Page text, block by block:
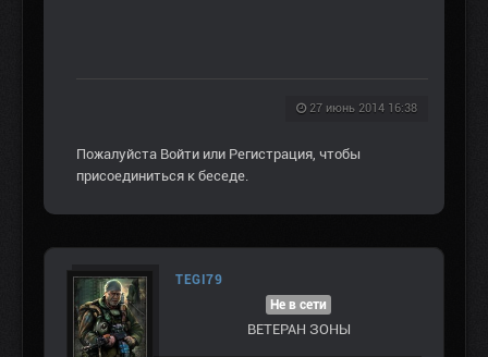
27 июнь 2014 16:38
Пожалуйста Войти или Регистрация, чтобы
присоединиться к беседе.
TEGI79
Не в сети
ВЕТЕРАН ЗOНЫ